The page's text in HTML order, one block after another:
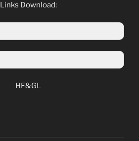
Links Download:
HF&GL